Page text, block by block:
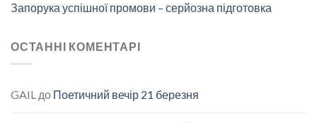
Запорука успішної промови – серйозна підготовка
ОСТАННІ КОМЕНТАРІ
GAIL до Поетичний вечір 21 березня